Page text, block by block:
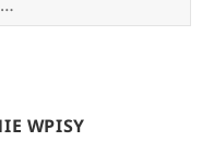
WPISY